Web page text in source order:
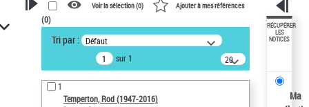
VOTRE RECHERCHE
Recherche avancée dans les
notices d’autorité
Œuvres liées à l'auteur :
Temperton, Rod (1947-2016)
Voir la sélection (0) Ajouter à mes références
(0)
Tri par : Défaut
sur 1
20
résultats/page
1
Temperton, Rod (1947-2016)
RÉCUPÉRER
LES
NOTICES
Ma